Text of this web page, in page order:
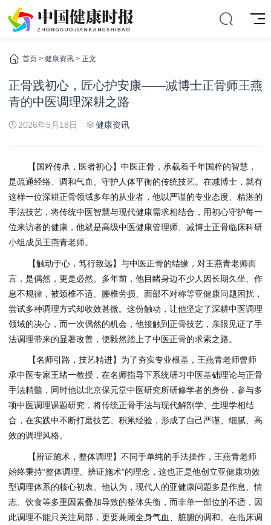
首页 > 健康资讯 > 正文
正骨践初心，匠心护安康——减博士正骨师王燕
青的中医调理深耕之路
2026年5月18日 健康资讯
【国粹传承，医者初心】中医正骨，承载着千年国粹的智慧，
是疏通经络、调和气血、守护人体平衡的传统技艺。在减博士，就有
这样一位深耕正骨领域多年的从业者，他以严谨的专业态度、精湛的
手法技艺，将传统中医智慧与现代健康需求相结合，用初心守护每一
位来访者的健康，他就是高级中医健康管理师、减博士正骨临床科研
小组成员王燕青老师。
【触动于心，笃行致远】与中医正骨的结缘，对王燕青老师而
言，是偶然，更是必然。多年前，他目睹身边不少人因长期久坐、作
息不规律，被颈椎不适、腰椎劳损、面部不对称等亚健康问题困扰，
尝试多种调理方式却收效甚微。这份触动，让他坚定了深耕中医调理
领域的决心，而一次偶然的机会，他接触到正骨技艺，亲眼见证了手
法调理带来的显著改善，便毅然踏上了中医正骨的求索之路。
【名师引路，技艺精进】为了夯实专业根基，王燕青老师曾师
承中医专家王绪一教授，在名师指导下系统研习中医基础理论与正骨
手法精髓，同时他以北京保元堂中医研究所研修学者的身份，参与多
项中医调理课题研究，将传统正骨手法与现代解剖学、生理学相结
合，在实践中不断打磨技艺、积累经验，形成了自己严谨、细腻、高
效的调理风格。
【辨证施术，整体调理】不同于单纯的手法操作，王燕青老师
始终秉持“整体调理、辨证施术”的理念，这也正是他创立亚健康功效
型调理体系的核心初衷。他认为，现代人的亚健康问题多是作息、情
志、饮食等多重因素叠加导致的整体失衡，而非单一部位的不适，因
此调理不能只关注局部，更要兼顾全身气血、脏腑的调和。在临床调